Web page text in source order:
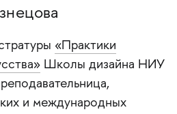
«Практики
Школы дизайна НИУ
и международных